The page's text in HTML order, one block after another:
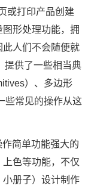
或打印产品创建
形处理功能，拥
人们不会随便就
提供了一些相当典
）、多边形
些常见的操作从这
简单功能强大的
色等功能，不仅
册子）设计制作